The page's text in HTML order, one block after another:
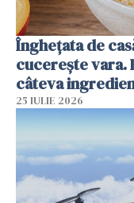
Înghețata de
cucerește vara.
câteva
25 IULIE 2026